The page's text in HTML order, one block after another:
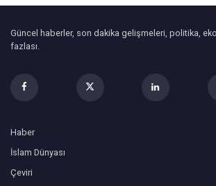
Güncel haberler, son dakika gelişmeleri, politika,
fazlası.
Haber
İslam Dünyası
Çeviri